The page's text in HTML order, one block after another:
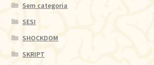
Sem categoria
SESI
SHOCKDOM
SKRIPT